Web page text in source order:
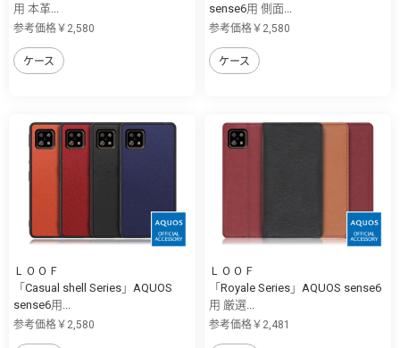
用 本革...
参考価格￥2,580
ケース
sense6用 側面...
参考価格￥2,580
ケース
ＬＯＯＦ
「Casual shell Series」AQUOS
sense6用...
参考価格￥2,580
ＬＯＯＦ
「Royale Series」AQUOS sense6
用 厳選...
参考価格￥2,481